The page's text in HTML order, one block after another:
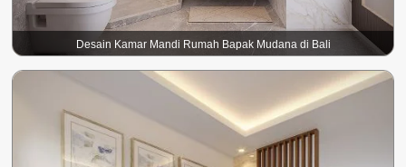
Desain Kamar Mandi Rumah Bapak Mudana di Bali